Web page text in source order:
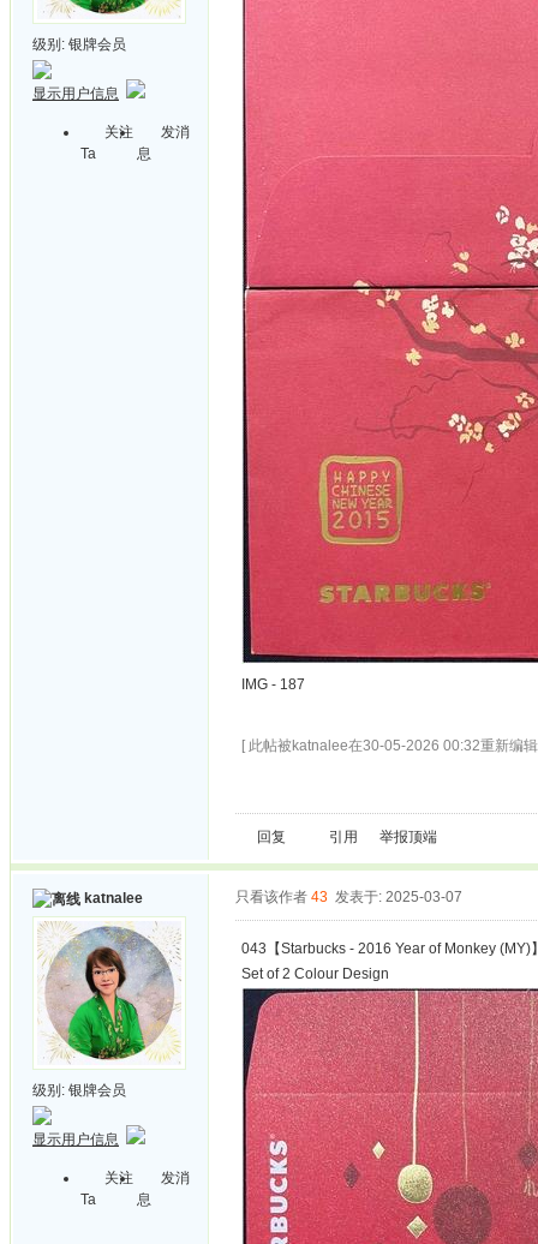
级别: 银牌会员
显示用户信息
关注
Ta
发消
息
IMG - 187
[ 此帖被katnalee在30-05-2026 00:32重新编
回复 引用 举报顶端
katnalee
级别: 银牌会员
显示用户信息
关注
Ta
发消
息
只看该作者 43 发表于: 2025-03-07
043【Starbucks - 2016 Year of Monkey (MY)
Set of 2 Colour Design